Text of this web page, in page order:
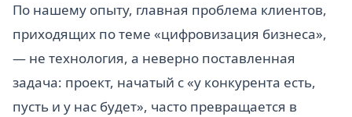
По нашему опыту, главная проблема клиентов,
приходящих по теме «цифровизация бизнеса»,
— не технология, а неверно поставленная
задача: проект, начатый с «у конкурента есть,
пусть и у нас будет», часто превращается в